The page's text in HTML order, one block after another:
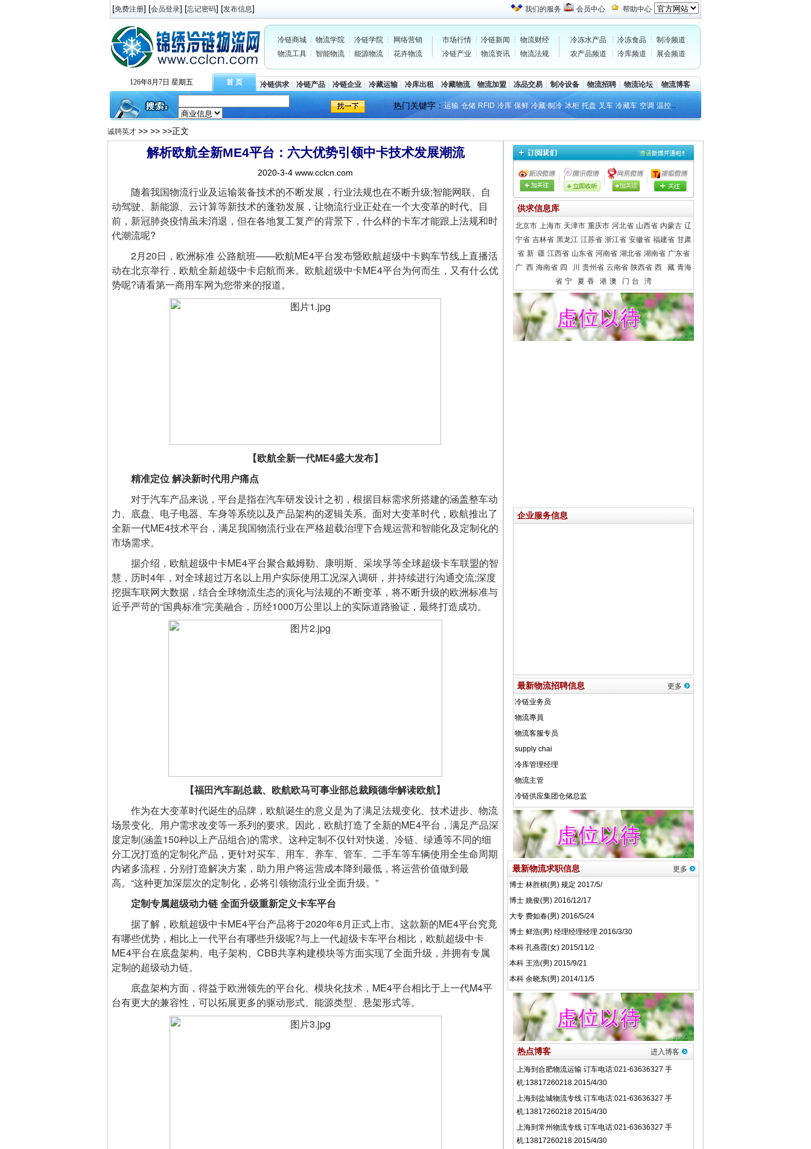
[免费注册] [会员登录] [忘记密码] [发布信息] 我们的服务 会员中心 帮助中心
冷链商城 物流学院 冷链学院
网络营销
物流工具
智能物流 能源物流 花卉物流
市场行情 冷链新闻
物流财经
冷链产业
物流资讯 物流法规
冷冻水产品 冷冻食品
制冷频道
农产品频道
冷库频道 展会频道
126年8月7日 星期五 首 页 冷链供求 冷链产品 冷链企业 冷藏运输 冷库出租 冷藏物流 物流加盟 冻品交易 制冷设备 物流招聘 物流论坛 物流博客
热门关键字： 运输 仓储 RFID 冷库 保鲜 冷藏 制冷 冰柜 托盘 叉车 冷藏车 空调 温控
诚聘英才 >> >> >>正文
解析欧航全新ME4平台：六大优势引领中卡技术发展潮流
2020-3-4 www.cclcn.com
随着我国物流行业及运输装备技术的不断发展，行业法规也在不断升级;智能网联、自
动驾驶、新能源、云计算等新技术的蓬勃发展，让物流行业正处在一个大变革的时代。目
前，新冠肺炎疫情虽未消退，但在各地复工复产的背景下，什么样的卡车才能跟上法规和时
代潮流呢?
2月20日，欧洲标准 公路航班——欧航ME4平台发布暨欧航超级中卡购车节线上直播活
动在北京举行，欧航全新超级中卡启航而来。欧航超级中卡ME4平台为何而生，又有什么优
势呢?请看第一商用车网为您带来的报道。
【欧航全新一代ME4盛大发布】
精准定位 解决新时代用户痛点
对于汽车产品来说，平台是指在汽车研发设计之初，根据目标需求所搭建的涵盖整车动
力、底盘、电子电器、车身等系统以及产品架构的逻辑关系。面对大变革时代，欧航推出了
全新一代ME4技术平台，满足我国物流行业在严格超载治理下合规运营和智能化及定制化的
市场需求。
据介绍，欧航超级中卡ME4平台聚合戴姆勒、康明斯、采埃孚等全球超级卡车联盟的智
慧，历时4年，对全球超过万名以上用户实际使用工况深入调研，并持续进行沟通交流;深度
挖掘车联网大数据，结合全球物流生态的演化与法规的不断变革，将不断升级的欧洲标准与
近乎严苛的“国典标准”完美融合，历经1000万公里以上的实际道路验证，最终打造成功。
【福田汽车副总裁、欧航欧马可事业部总裁顾德华解读欧航】
作为在大变革时代诞生的品牌，欧航诞生的意义是为了满足法规变化、技术进步、物流
场景变化、用户需求改变等一系列的要求。因此，欧航打造了全新的ME4平台，满足产品深
度定制(涵盖150种以上产品组合)的需求。这种定制不仅针对快递、冷链、绿通等不同的细
分工况打造的定制化产品，更针对买车、用车、养车、管车、二手车等车辆使用全生命周期
内诸多流程，分别打造解决方案，助力用户将运营成本降到最低，将运营价值做到最
高。“这种更加深层次的定制化，必将引领物流行业全面升级。”
定制专属超级动力链 全面升级重新定义卡车平台
据了解，欧航超级中卡ME4平台产品将于2020年6月正式上市。这款新的ME4平台究竟
有哪些优势，相比上一代平台有哪些升级呢?与上一代超级卡车平台相比，欧航超级中卡
ME4平台在底盘架构、电子架构、CBB共享构建模块等方面实现了全面升级，并拥有专属
定制的超级动力链。
底盘架构方面，得益于欧洲领先的平台化、模块化技术，ME4平台相比于上一代M4平
台有更大的兼容性，可以拓展更多的驱动形式、能源类型、悬架形式等。
供求信息库
北京市 上海市 天津市 重庆市 河北省 山西省 内蒙古 辽
宁省 吉林省 黑龙江 江苏省 浙江省 安徽省 福建省 甘肃
省 新 疆 江西省 山东省 河南省 湖北省 湖南省 广东省
广 西 海南省 四 川 贵州省 云南省 陕西省 西 藏 青海
省 宁 夏 香 港 澳 门 台 湾
企业服务信息
最新物流招聘信息 更多
最新物流求职信息 更多
热点博客 进入博客